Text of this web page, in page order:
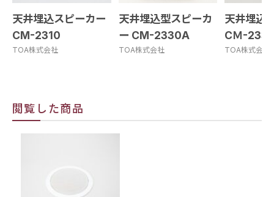
天井埋込スピーカー
CM-2310
TOA株式会社
天井埋込型スピーカ
ー CM-2330A
TOA株式会社
天井埋込
CＭ-
TOA株式会社
閲覧した商品